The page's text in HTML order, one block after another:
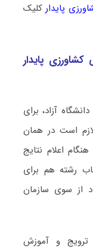
ﭘﺎﻳﺪار کلیک
ﭘﺎﻳﺪار
آزاد، برای
است در همان
اعلام نتایج
رشته هم برای
از سوی سازمان
ﺗﺮوﻳﺞ و آﻣﻮزش